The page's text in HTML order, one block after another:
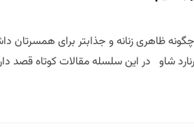
ظاهری زنانه و جذابتر برای همسرتان
شاو در این سلسله مقالات کوتاه قصد